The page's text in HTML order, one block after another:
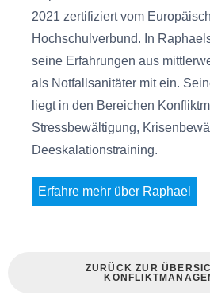
2021 zertifiziert vom
Hochschulverbund. In
seine Erfahrungen aus
als Notfallsanitäter mit ein.
liegt in den Bereichen
Stressbewältigung,
Deeskalationstraining.
Erfahre mehr über Raphael
ZURÜCK ZUR